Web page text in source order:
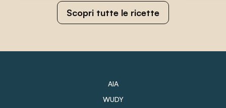
Scopri tutte le ricette
AIA
WUDY